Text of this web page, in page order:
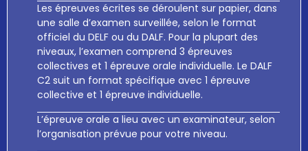
Les épreuves écrites se déroulent sur papier, dans
une salle d’examen surveillée, selon le format
officiel du DELF ou du DALF. Pour la plupart des
niveaux, l’examen comprend 3 épreuves
collectives et 1 épreuve orale individuelle. Le DALF
C2suit un format spécifique avec 1 épreuve
collective et 1 épreuve individuelle.
L’épreuve orale a lieu avec un examinateur, selon
l’organisation prévue pour votre niveau.